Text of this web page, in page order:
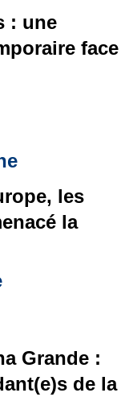
: une
face
les
la
Grande :
de la